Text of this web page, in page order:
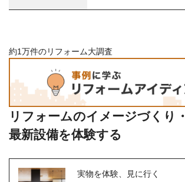
約1万件のリフォーム大調査
リフォームのイメージづくり・
最新設備を体験する
実物を体験、見に行く